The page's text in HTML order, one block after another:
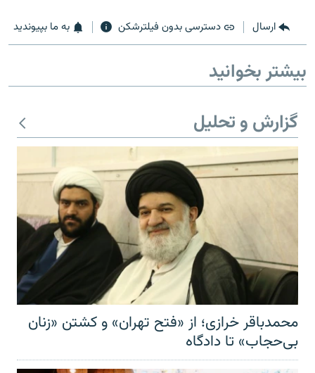
ارسال دسترسی بدون فیلترشکن به ما بپیوندید
بیشتر بخوانید
گزارش و تحلیل
محمدباقر خرازی؛ از «فتح تهران» و کشتن «زنان
بی‌حجاب» تا دادگاه